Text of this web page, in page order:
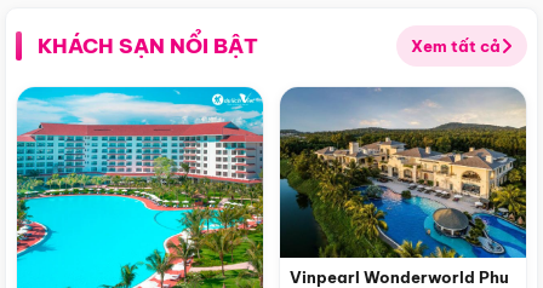
KHÁCH SẠN NỔI BẬT Xem tất cả
Vinpearl Wonderworld Phu